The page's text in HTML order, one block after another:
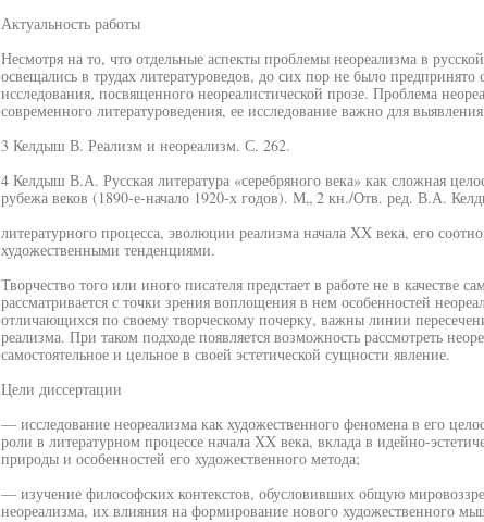
Актуальность работы
Несмотря на то, что отдельные аспекты проблемы неореализма в
освещались в трудах литературоведов, до сих пор не было предпринято
исследования, посвященного неореалистической прозе. Проблема
современного литературоведения, ее исследование важно для
3 Келдыш В. Реализм и неореализм. С. 262.
4 Келдыш В.А. Русская литература «серебряного века» как сложная
рубежа веков (1890-е-начало 1920-х годов). М„ 2 кн./Отв. ред. В.А.
литературного процесса, эволюции реализма начала XX века, его
художественными тенденциями.
Творчество того или иного писателя предстает в работе не в качестве
рассматривается с точки зрения воплощения в нем особенностей
отличающихся по своему творческому почерку, важны линии
реализма. При таком подходе появляется возможность рассмотреть
самостоятельное и цельное в своей эстетической сущности явление.
Цели диссертации
— исследование неореализма как художественного феномена в его
роли в литературном процессе начала XX века, вклада в идейно-
природы и особенностей его художественного метода;
— изучение философских контекстов, обусловивших общую
неореализма, их влияния на формирование нового художественного